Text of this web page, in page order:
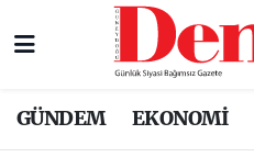
GÜNDEM EKONOMİ
Nöbetçi Eczaneler